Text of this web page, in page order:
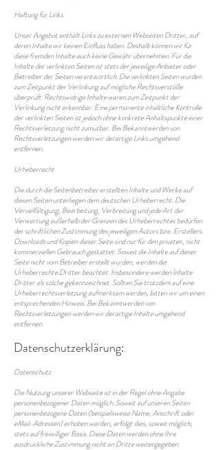
Haftung für Links
Unser Angebot enthält Links zu externen Webseiten Dritter, auf
deren Inhalte wir keinen Einfluss haben. Deshalb können wir für
diese fremden Inhalte auch keine Gewähr übernehmen. Für die
Inhalte der verlinkten Seiten ist stets der jeweilige Anbieter oder
Betreiber der Seiten verantwortlich. Die verlinkten Seiten wurden
zum Zeitpunkt der Verlinkung auf mögliche Rechtsverstöße
überprüft. Rechtswidrige Inhalte waren zum Zeitpunkt der
Verlinkung nicht erkennbar. Eine permanente inhaltliche Kontrolle
der verlinkten Seiten ist jedoch ohne konkrete Anhaltspunkte einer
Rechtsverletzung nicht zumutbar. Bei Bekanntwerden von
Rechtsverletzungen werden wir derartige Links umgehend
entfernen.
Urheberrecht
Die durch die Seitenbetreiber erstellten Inhalte und Werke auf
diesen Seiten unterliegen dem deutschen Urheberrecht. Die
Vervielfältigung, Bearbeitung, Verbreitung und jede Art der
Verwertung außerhalb der Grenzen des Urheberrechtes bedürfen
der schriftlichen Zustimmung des jeweiligen Autors bzw. Erstellers.
Downloads und Kopien dieser Seite sind nur für den privaten, nicht
kommerziellen Gebrauch gestattet. Soweit die Inhalte auf dieser
Seite nicht vom Betreiber erstellt wurden, werden die
Urheberrechte Dritter beachtet. Insbesondere werden Inhalte
Dritter als solche gekennzeichnet. Sollten Sie trotzdem auf eine
Urheberrechtsverletzung aufmerksam werden, bitten wir um einen
entsprechenden Hinweis. Bei Bekanntwerden von
Rechtsverletzungen werden wir derartige Inhalte umgehend
entfernen.
Datenschutzerklärung:
Datenschutz
Die Nutzung unserer Webseite ist in der Regel ohne Angabe
personenbezogener Daten möglich. Soweit auf unseren Seiten
personenbezogene Daten (beispielsweise Name, Anschrift oder
eMail-Adressen) erhoben werden, erfolgt dies, soweit möglich,
stets auf freiwilliger Basis. Diese Daten werden ohne Ihre
ausdrückliche Zustimmung nicht an Dritte weitergegeben.